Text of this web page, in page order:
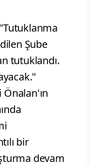
Şube
tutuklandı.
bir
devam